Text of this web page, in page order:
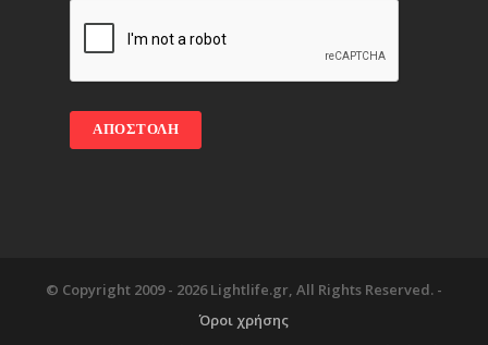
© Copyright 2009 - 2026 Lightlife.gr, All Rights Reserved. -
Όροι χρήσης